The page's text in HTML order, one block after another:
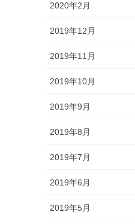
2020年2月
2019年12月
2019年11月
2019年10月
2019年9月
2019年8月
2019年7月
2019年6月
2019年5月